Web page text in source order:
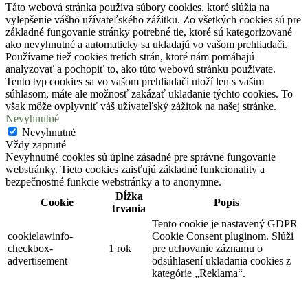
Táto webová stránka používa súbory cookies, ktoré slúžia na
vylepšenie vášho užívateľského zážitku. Zo všetkých cookies sú pre
základné fungovanie stránky potrebné tie, ktoré sú kategorizované
ako nevyhnutné a automaticky sa ukladajú vo vašom prehliadači.
Používame tiež cookies tretích strán, ktoré nám pomáhajú
analyzovať a pochopiť to, ako túto webovú stránku používate.
Tento typ cookies sa vo vašom prehliadači uloží len s vašim
súhlasom, máte ale možnosť zakázať ukladanie týchto cookies. To
však môže ovplyvniť váš užívateľský zážitok na našej stránke.
Nevyhnutné
Nevyhnutné
Vždy zapnuté
Nevyhnutné cookies sú úplne zásadné pre správne fungovanie
webstránky. Tieto cookies zaisťujú základné funkcionality a
bezpečnostné funkcie webstránky a to anonymne.
Cookie
Dĺžka
trvania
Popis
cookielawinfo-
checkbox-
advertisement
1 rok
Tento cookie je nastavený GDPR
Cookie Consent pluginom. Slúži
pre uchovanie záznamu o
odsúhlasení ukladania cookies z
kategórie „Reklama“.